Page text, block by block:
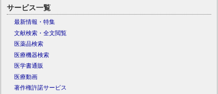
サービス一覧
最新情報・特集
文献検索・全文閲覧
医薬品検索
医療機器検索
医学書通販
医療動画
著作権許諾サービス